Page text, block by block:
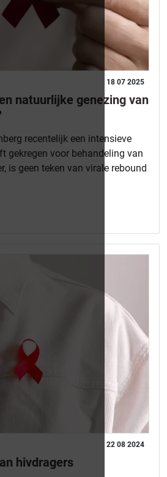
18 07 2025
natuurlijke genezing van
recentelijk een intensieve
gekregen voor behandeling van
is geen teken van virale rebound
22 08 2024
hivdragers